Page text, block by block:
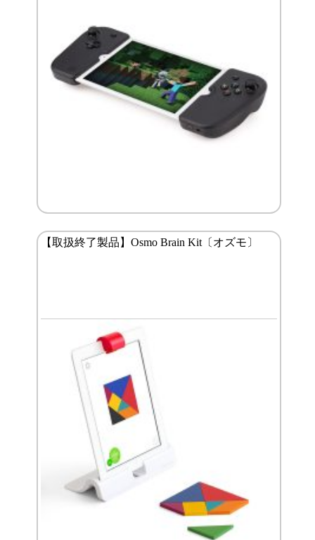
【取扱終了製品】Osmo Brain Kit〔オズモ〕